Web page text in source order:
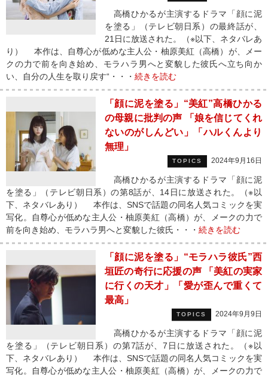
高橋ひかるが主演するドラマ「顔に泥
を塗る」（テレビ朝日系）の最終話が、
21日に放送された。（※以下、ネタバレあ
り） 本作は、自尊心が低めな主人公・柚原美紅（高橋）が、メー
クの力で前を向き始め、モラハラ男へと変貌した彼氏へ立ち向か
い、自分の人生を取り戻す“・・・ 続きを読む
「顔に泥を塗る」“美紅”高橋ひかる
の母親に批判の声 「娘を信じてくれ
ないのがしんどい」「ハルくんより
無理」
TOPICS 2024年9月16日
高橋ひかるが主演するドラマ「顔に泥
を塗る」（テレビ朝日系）の第8話が、14日に放送された。（※以
下、ネタバレあり） 本作は、SNSで話題の同名人気コミックを実
写化。自尊心が低めな主人公・柚原美紅（高橋）が、メークの力で
前を向き始め、モラハラ男へと変貌した彼氏・・・ 続きを読む
「顔に泥を塗る」“モラハラ彼氏”西
垣匠の奇行に応援の声 「美紅の実家
に行くの天才」「愛が歪んで重くて
最高」
TOPICS 2024年9月9日
高橋ひかるが主演するドラマ「顔に泥
を塗る」（テレビ朝日系）の第7話が、7日に放送された。（※以
下、ネタバレあり） 本作は、SNSで話題の同名人気コミックを実
写化。自尊心が低めな主人公・柚原美紅（高橋）が、メークの力で